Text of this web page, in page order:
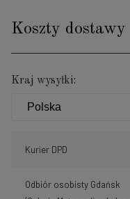
Koszty dostawy
Cena nie zawiera
Kraj wysyłki:
Kurier DPD
Odbiór osobisty Gdańsk